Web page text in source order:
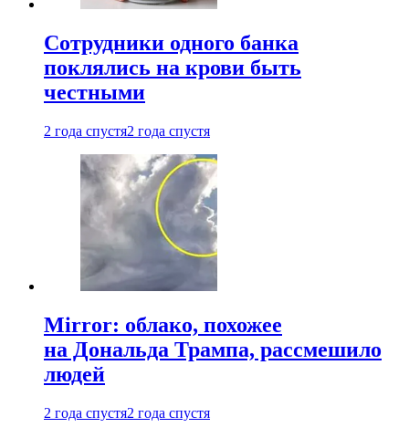
Сотрудники одного банка
поклялись на крови быть
честными
2 года спустя2 года спустя
Mirror: облако, похожее
на Дональда Трампа, рассмешило
людей
2 года спустя2 года спустя